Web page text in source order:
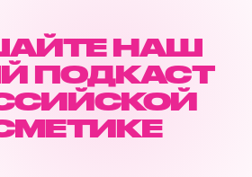
НАШ
ПОДКАСТ